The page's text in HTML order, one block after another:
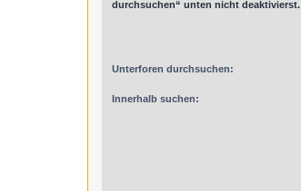
durchsuchen“ unten nicht deaktivierst.
Unterforen durchsuchen:
Innerhalb suchen: